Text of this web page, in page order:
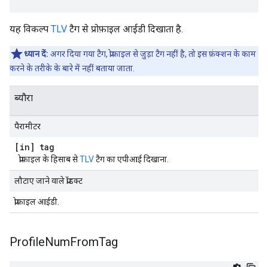
यह विकल्प TLV टैग से प्रोफ़ाइल आईडी दिखाता है.
ध्यान दें: अगर दिया गया टैग, प्रोफ़ाइल से जुड़ा टैग नहीं है, तो इस फ़ंक्शन के काम
करने के तरीके के बारे में नहीं बताया जाता.
ब्यौरा
पैरामीटर
[in] tag
प्रोफ़ाइल के हिसाब सेTLVटैग का एपीआई दिखाना.
लौटाए जाने वाले प्रॉडक्ट
प्रोफ़ाइल आईडी.
ProfileNumFromTag